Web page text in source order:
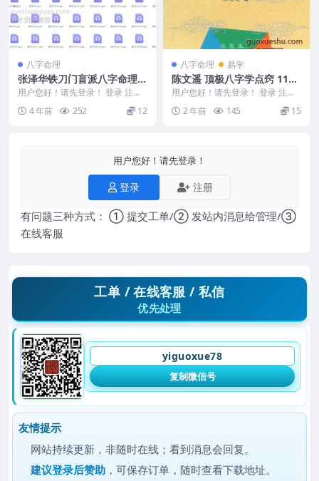
八字命理
张泽华铁刀门盲派八字命理弟
子班完整版 109集
用户您好！请先登录！ 登录 注册
张泽华铁刀门盲派八字命理弟子班
完整版录音课程1...
4 年前 252 12
八字命理 易学
陈文遥 顶极八字学点窍 112
页
用户您好！请先登录！ 登录 注册
陈文遥 顶极八字学点窍 112页 24
0674...
2 年前 145 15
用户您好！请先登录！
登录 注册
有问题三种方式： ① 提交工单/② 发站内消息给管理/③
在线客服
工单 / 在线客服 / 私信
优先处理
yiguoxue78
复制微信号
友情提示
网站持续更新，非随时在线；看到消息会回复。
建议登录后赞助 ，可保存订单，随时查看下载地址。